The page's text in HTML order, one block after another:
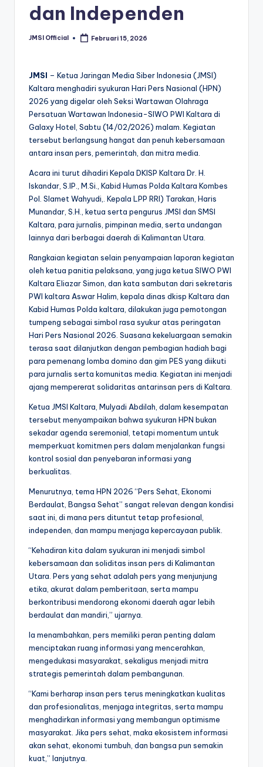
dan Independen
JMSI Official Februari 15, 2026
JMSI – Ketua Jaringan Media Siber Indonesia (JMSI)
Kaltara menghadiri syukuran Hari Pers Nasional (HPN)
2026 yang digelar oleh Seksi Wartawan Olahraga
Persatuan Wartawan Indonesia-SIWO PWI Kaltara di
Galaxy Hotel, Sabtu (14/02/2026) malam. Kegiatan
tersebut berlangsung hangat dan penuh kebersamaan
antara insan pers, pemerintah, dan mitra media.
Acara ini turut dihadiri Kepala DKISP Kaltara Dr. H.
Iskandar, S.IP., M.Si., Kabid Humas Polda Kaltara Kombes
Pol. Slamet Wahyudi,. Kepala LPP RRI) Tarakan, Haris
Munandar, S.H., ketua serta pengurus JMSI dan SMSI
Kaltara, para jurnalis, pimpinan media, serta undangan
lainnya dari berbagai daerah di Kalimantan Utara.
Rangkaian kegiatan selain penyampaian laporan kegiatan
oleh ketua panitia pelaksana, yang juga ketua SIWO PWI
Kaltara Eliazar Simon, dan kata sambutan dari sekretaris
PWI kaltara Aswar Halim, kepala dinas dkisp Kaltara dan
Kabid Humas Polda kaltara, dilakukan juga pemotongan
tumpeng sebagai simbol rasa syukur atas peringatan
Hari Pers Nasional 2026. Suasana kekeluargaan semakin
terasa saat dilanjutkan dengan pembagian hadiah bagi
para pemenang lomba domino dan gim PES yang diikuti
para jurnalis serta komunitas media. Kegiatan ini menjadi
ajang mempererat solidaritas antarinsan pers di Kaltara.
Ketua JMSI Kaltara, Mulyadi Abdilah, dalam kesempatan
tersebut menyampaikan bahwa syukuran HPN bukan
sekadar agenda seremonial, tetapi momentum untuk
memperkuat komitmen pers dalam menjalankan fungsi
kontrol sosial dan penyebaran informasi yang
berkualitas.
Menurutnya, tema HPN 2026 “Pers Sehat, Ekonomi
Berdaulat, Bangsa Sehat” sangat relevan dengan kondisi
saat ini, di mana pers dituntut tetap profesional,
independen, dan mampu menjaga kepercayaan publik.
“Kehadiran kita dalam syukuran ini menjadi simbol
kebersamaan dan soliditas insan pers di Kalimantan
Utara. Pers yang sehat adalah pers yang menjunjung
etika, akurat dalam pemberitaan, serta mampu
berkontribusi mendorong ekonomi daerah agar lebih
berdaulat dan mandiri,” ujarnya.
Ia menambahkan, pers memiliki peran penting dalam
menciptakan ruang informasi yang mencerahkan,
mengedukasi masyarakat, sekaligus menjadi mitra
strategis pemerintah dalam pembangunan.
“Kami berharap insan pers terus meningkatkan kualitas
dan profesionalitas, menjaga integritas, serta mampu
menghadirkan informasi yang membangun optimisme
masyarakat. Jika pers sehat, maka ekosistem informasi
akan sehat, ekonomi tumbuh, dan bangsa pun semakin
kuat,” lanjutnya.